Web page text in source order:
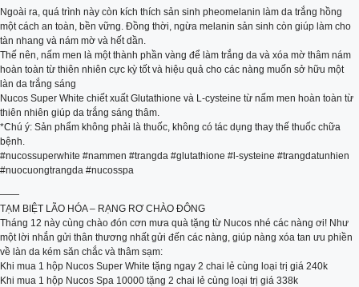
Ngoài ra, quá trình này còn kích thích sản sinh pheomelanin làm da trắng hồng
một cách an toàn, bền vững. Đồng thời, ngừa melanin sản sinh còn giúp làm cho
tàn nhang và nám mờ và hết dần.
Thế nên, nấm men là một thành phần vàng để làm trắng da và xóa mờ thâm nám
hoàn toàn từ thiên nhiên cực kỳ tốt và hiệu quả cho các nàng muốn sở hữu một
làn da trắng sáng
Nucos Super White chiết xuất Glutathione và L-cysteine từ nấm men hoàn toàn từ
thiên nhiên giúp da trắng sáng thâm.
*Chú ý: Sản phẩm không phải là thuốc, không có tác dụng thay thế thuốc chữa
bệnh.
#nucossuperwhite #nammen #trangda #glutathione #l-systeine #trangdatunhien
#nuocuongtrangda #nucosspa
——
TẠM BIỆT LÃO HÓA – RẠNG RƠ CHÀO ĐÔNG
Tháng 12 này cùng chào đón cơn mưa quà tặng từ Nucos nhé các nàng ơi! Như
một lời nhắn gửi thân thương nhất gửi đến các nàng, giúp nàng xóa tan ưu phiền
về làn da kém săn chắc và thâm sạm:
Khi mua 1 hộp Nucos Super White tặng ngay 2 chai lẻ cùng loại trị giá 240k
Khi mua 1 hộp Nucos Spa 10000 tặng 2 chai lẻ cùng loại trị giá 338k